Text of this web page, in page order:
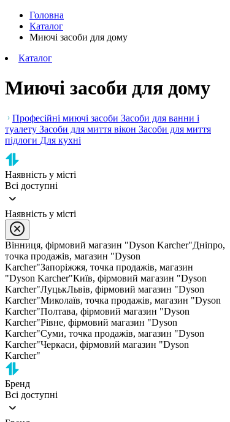
Головна
Каталог
Миючі засоби для дому
Каталог
Миючі засоби для дому
Професійні миючі засоби Засоби для ванни і
туалету Засоби для миття вікон Засоби для миття
підлоги Для кухні
Наявність у місті
Всі доступні
Наявність у місті
Вінниця, фірмовий магазин "Dyson Karcher"Дніпро,
точка продажів, магазин "Dyson
Karcher"Запоріжжя, точка продажів, магазин
"Dyson Karcher"Київ, фірмовий магазин "Dyson
Karcher"ЛуцькЛьвів, фірмовий магазин "Dyson
Karcher"Миколаїв, точка продажів, магазин "Dyson
Karcher"Полтава, фірмовий магазин "Dyson
Karcher"Рівне, фірмовий магазин "Dyson
Karcher"Суми, точка продажів, магазин "Dyson
Karcher"Черкаси, фірмовий магазин "Dyson
Karcher"
Бренд
Всі доступні